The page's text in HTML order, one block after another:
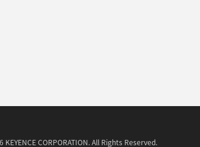
CORPORATION. All Rights Reserved.